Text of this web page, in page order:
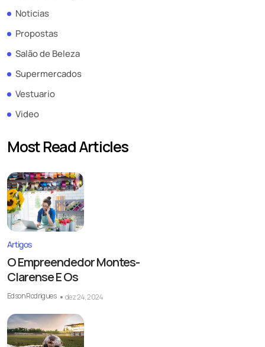
Noticias
Propostas
Salão de Beleza
Supermercados
Vestuario
Video
Most Read Articles
Artigos
O Empreendedor Montes-
Clarense E Os
Edson Rodrigues dez 24, 2024